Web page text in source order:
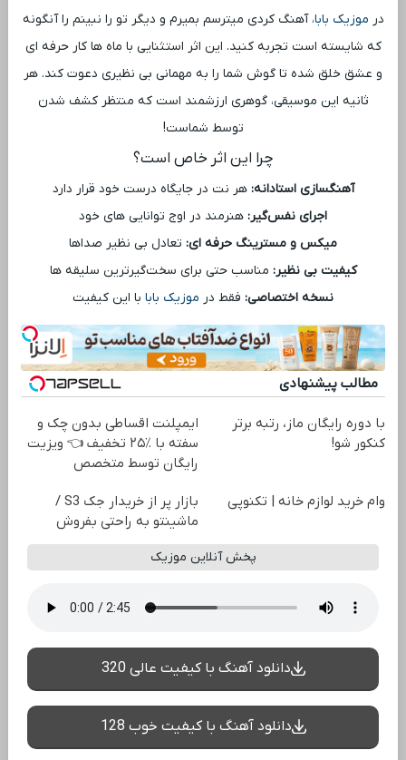
در موزیک بابا، آهنگ کردی میترسم بمیرم و دیگر تو را نبینم را آنگونه
که شایسته است تجربه کنید. این اثر استثنایی با ماه ‌ها کار حرفه ‌ای
و عشق خلق شده تا گوش شما را به مهمانی بی ‌نظیری دعوت کند. هر
ثانیه این موسیقی، گوهری ارزشمند است که منتظر کشف شدن
توسط شماست!
چرا این اثر خاص است؟
آهنگسازی استادانه: هر نت در جایگاه درست خود قرار دارد
اجرای نفس‌گیر: هنرمند در اوج توانایی ‌های خود
میکس و مسترینگ حرفه ‌ای: تعادل بی ‌نظیر صداها
کیفیت بی ‌نظیر: مناسب حتی برای سخت‌گیرترین سلیقه ‌ها
نسخه اختصاصی: فقط در موزیک بابا با این کیفیت
مطالب پیشنهادی
با دوره رایگان ماز، رتبه برتر
کنکور شو!
ایمپلنت اقساطی بدون چک و
سفته با ٪۲۵ تخفیف 👈 ویزیت
رایگان توسط متخصص
وام خرید لوازم خانه | تکنوپی
بازار پر از خریدار جک S3 /
ماشینتو به راحتی بفروش
پخش آنلاین موزیک
دانلود آهنگ با کیفیت عالی 320
دانلود آهنگ با کیفیت خوب 128